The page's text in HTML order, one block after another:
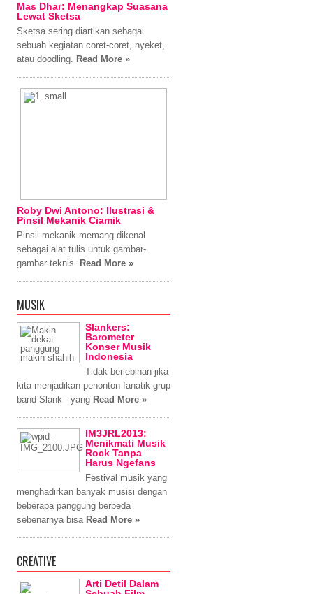
Mas Dhar: Menangkap Suasana
Lewat Sketsa
Sketsa sering diartikan sebagai
sebuah kegiatan coret-coret, nyeket,
atau doodling. Read More »
Roby Dwi Antono: Ilustrasi &
Pinsil Mekanik Ciamik
Pinsil mekanik memang dikenal
sebagai alat tulis untuk gambar-
gambar teknis. Read More »
MUSIK
Slankers:
Barometer
Konser Musik
Indonesia
Tidak berlebihan jika
kita menjadikan penonton fanatik grup
band Slank - yang Read More »
IM3JRL2013:
Menikmati Musik
Rock Tanpa
Harus Ngefans
Festival musik yang
menghadirkan banyak musisi dengan
beberapa panggung berbeda
sebenarnya bisa Read More »
CREATIVE
Arti Detil Dalam